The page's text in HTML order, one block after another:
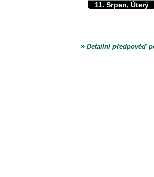
11. Srpen, Úterý
» Detailní předpověď